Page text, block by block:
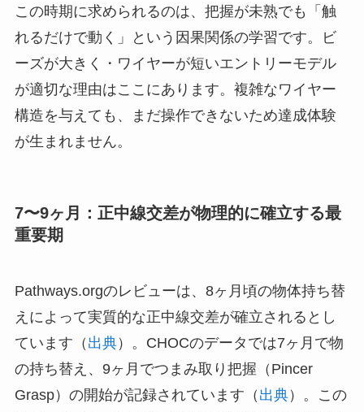
この時期に求められるのは、把握が未熟でも「触
れるだけで動く」という因果関係の学習です。ビ
ーズが大きく・ワイヤーが短いエントリーモデル
が適切な理由はここにあります。複雑なワイヤー
構造を与えても、まだ操作できないため達成体験
が生まれません。
7〜9ヶ月：正中線交差が物理的に確立する最
重要期
Pathways.orgのレビューは、8ヶ月頃の物体持ち替
えによって実質的な正中線交差が確立されるとし
ています（ 出典）。CHOCのデータでは7ヶ月で物
の持ち替え、9ヶ月でつまみ取り把握（Pincer
Grasp）の開始が記録されています（ 出典）。この